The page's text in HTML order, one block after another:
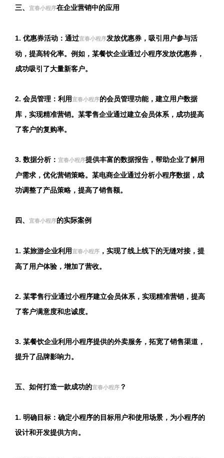
三、 宜春小程序在企业营销中的应用
1. 优惠券活动：通过宜春小程序发放优惠券，吸引用户参与活
动，提高转化率。例如，某餐饮企业通过小程序发放优惠券，
成功吸引了大量新客户。
2. 会员管理：利用宜春小程序的会员管理功能，建立用户数据
库，实现精准营销。某零售企业通过建立会员体系，成功提高
了客户的复购率。
3. 数据分析： 宜春小程序提供丰富的数据报告，帮助企业了解用
户需求，优化营销策略。某电商企业通过分析小程序数据，成
功调整了产品策略，提高了销售额。
四、 宜春小程序的实际案例
1. 某旅游企业利用宜春小程序 ，实现了线上线下的无缝对接，提
高了用户体验，增加了营收。
2. 某零售行业通过小程序建立会员体系，实现精准营销，提高
了客户满意度和忠诚度。
3. 某餐饮企业利用小程序提供的外卖服务，拓宽了销售渠道，
提升了品牌影响力。
五、如何打造一款成功的宜春小程序 ？
1. 明确目标：确定小程序的目标用户和使用场景，为小程序的
设计和开发提供方向。